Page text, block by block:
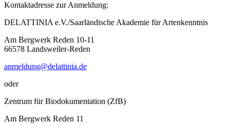
Kontaktadresse zur Anmeldung:
DELATTINIA e.V./Saarländische Akademie für Artenkenntnis
Am Bergwerk Reden 10-11
66578 Landsweiler-Reden
anmeldung@delattinia.de
oder
Zentrum für Biodokumentation (ZfB)
Am Bergwerk Reden 11